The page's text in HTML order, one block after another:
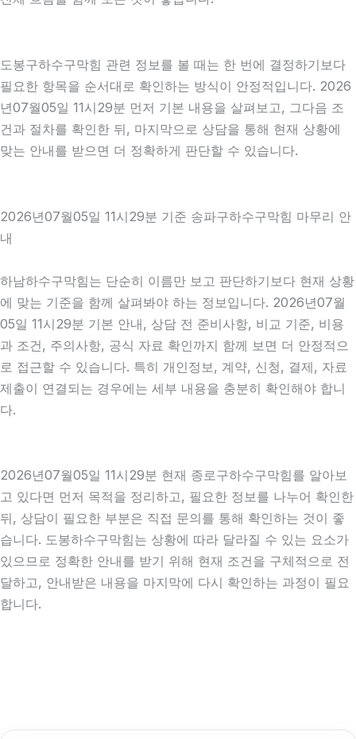
도봉구하수구막힘 관련 정보를 볼 때는 한 번에 결정하기보다
필요한 항목을 순서대로 확인하는 방식이 안정적입니다. 2026
년07월05일 11시29분 먼저 기본 내용을 살펴보고, 그다음 조
건과 절차를 확인한 뒤, 마지막으로 상담을 통해 현재 상황에
맞는 안내를 받으면 더 정확하게 판단할 수 있습니다.
2026년07월05일 11시29분 기준 송파구하수구막힘 마무리 안
내
하남하수구막힘는 단순히 이름만 보고 판단하기보다 현재 상황
에 맞는 기준을 함께 살펴봐야 하는 정보입니다. 2026년07월
05일 11시29분 기본 안내, 상담 전 준비사항, 비교 기준, 비용
과 조건, 주의사항, 공식 자료 확인까지 함께 보면 더 안정적으
로 접근할 수 있습니다. 특히 개인정보, 계약, 신청, 결제, 자료
제출이 연결되는 경우에는 세부 내용을 충분히 확인해야 합니
다.
2026년07월05일 11시29분 현재 종로구하수구막힘를 알아보
고 있다면 먼저 목적을 정리하고, 필요한 정보를 나누어 확인한
뒤, 상담이 필요한 부분은 직접 문의를 통해 확인하는 것이 좋
습니다. 도봉하수구막힘는 상황에 따라 달라질 수 있는 요소가
있으므로 정확한 안내를 받기 위해 현재 조건을 구체적으로 전
달하고, 안내받은 내용을 마지막에 다시 확인하는 과정이 필요
합니다.